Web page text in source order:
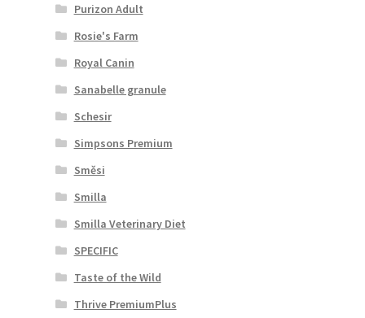
Purizon Adult
Rosie's Farm
Royal Canin
Sanabelle granule
Schesir
Simpsons Premium
Směsi
Smilla
Smilla Veterinary Diet
SPECIFIC
Taste of the Wild
Thrive PremiumPlus